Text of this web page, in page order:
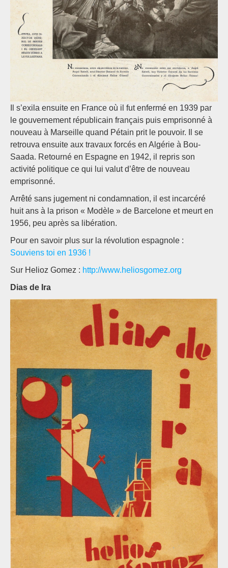
Il s’exila ensuite en France où il fut enfermé en 1939 par
le gouvernement républicain français puis emprisonné à
nouveau à Marseille quand Pétain prit le pouvoir. Il se
retrouva ensuite aux travaux forcés en Algérie à Bou-
Saada. Retourné en Espagne en 1942, il repris son
activité politique ce qui lui valut d’être de nouveau
emprisonné.
Arrêté sans jugement ni condamnation, il est incarcéré
huit ans à la prison « Modèle » de Barcelone et meurt en
1956, peu après sa libération.
Pour en savoir plus sur la révolution espagnole :
Souviens toi en 1936 !
Sur Helioz Gomez : http://www.heliosgomez.org
Dias de Ira